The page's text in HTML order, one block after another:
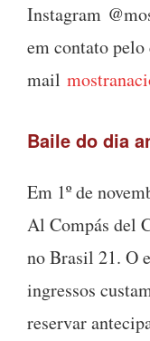
Instagram @
em contato pelo
mail
Baile do dia
Em 1º de
Al Compás del
no Brasil 21. O
ingressos
reservar